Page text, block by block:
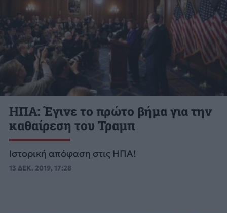
ΗΠΑ: Έγινε το πρώτο βήμα για την
καθαίρεση του Τραμπ
Ιστορική απόφαση στις ΗΠΑ!
13 ΔΕΚ. 2019, 17:28